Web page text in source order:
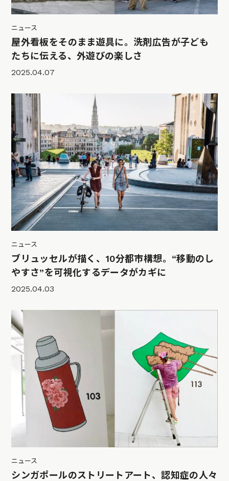
ニュース
屋外看板をそのまま遊具に。洗剤広告が子ども
たちに伝える、外遊びの楽しさ
2025.04.07
ニュース
ブリュッセルが描く、10分都市構想。“移動のし
やすさ”を可視化するデータがカギに
2025.04.03
ニュース
シンガポールのストリートアート、認知症の人々